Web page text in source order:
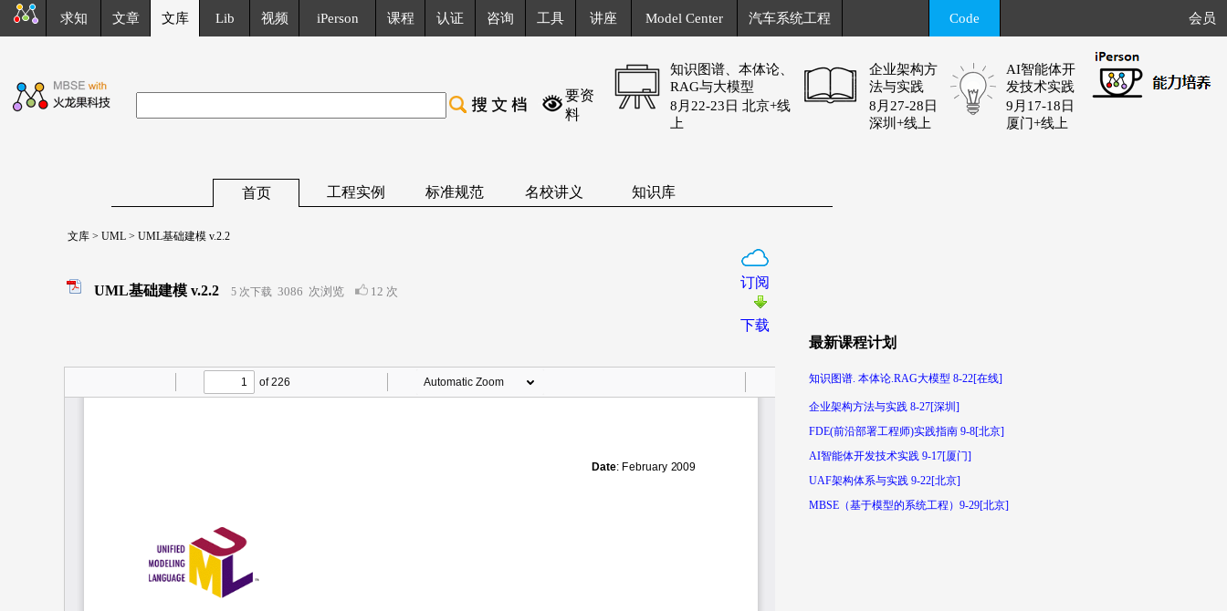
求知 文章 文库 Lib 视频 iPerson 课程 认证 咨询 工具 讲座 Model Center 汽车系统工程 Code 会员
要资
料
知识图谱、本体论、
RAG与大模型
8月22-23日 北京+线
上
企业架构方
法与实践
8月27-28日
深圳+线上
AI智能体开
发技术实践
9月17-18日
厦门+线上
首页 工程实例 标准规范 名校讲义 知识库
文库 > UML > UML基础建模 v.2.2
UML基础建模 v.2.2 5 次下载 3086 次浏览 12 次
订阅
下载
最新课程计划
知识图谱. 本体论.RAG大模型 8-22[在线]
企业架构方法与实践 8-27[深圳]
FDE(前沿部署工程师)实践指南 9-8[北京]
AI智能体开发技术实践 9-17[厦门]
UAF架构体系与实践 9-22[北京]
MBSE（基于模型的系统工程）9-29[北京]